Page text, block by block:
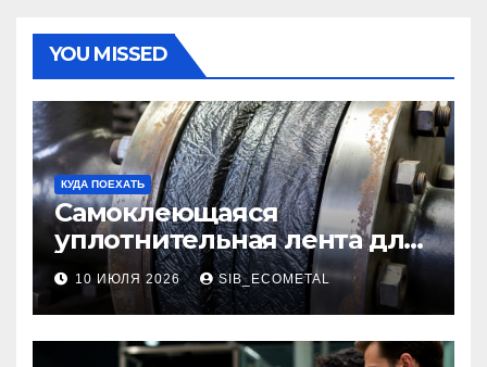
YOU MISSED
КУДА ПОЕХАТЬ
Самоклеющаяся
уплотнительная лента для
огнезащиты фланцевых
соединений
10 ИЮЛЯ 2026 SIB_ECOMETAL